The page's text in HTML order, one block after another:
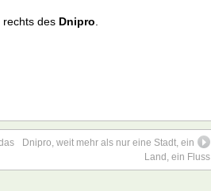
rechts des Dnipro
Dnipro, weit mehr als nur eine Stadt, ein
Land, ein Fluss